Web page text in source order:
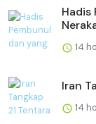
Hadis
14
Iran
14